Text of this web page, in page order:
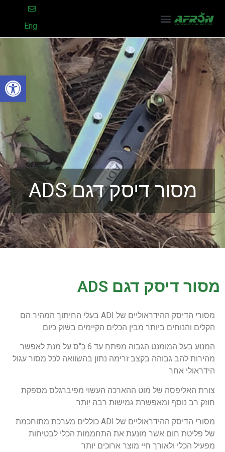
פתח
Eng
מסור דיסק דגם ADS
מסור דיסק דגם ADS
מסורי הדיסק ההידראוליים של ADI בעלי החיתוך המהיר הם
הקלים והנוחים ביותר מבין הכלים הקיימים בשוק כיום
המנוע בעל המומנט הגבוה מפתח עד 6 כ"ס על מנת לאפשר
מהירות להב גבוהה בקצב זרימה נתון בהשוואה לכל מסור עגול
הידראולי אחר
צורת האליפסה של מוט ההארכה העשוי מפיברגלס מספקת
חוזק רב נוסף ומאפשרת גמישות רבה יותר
מסורי הדיסק ההידראוליים של ADI כוללים מערכת מתוחכמת
של פליטת חום אשר מונעת את התחממות הכלי לבטיחות
מפעיל הכלי ולאורך חיי מוצר ארוכים יותר